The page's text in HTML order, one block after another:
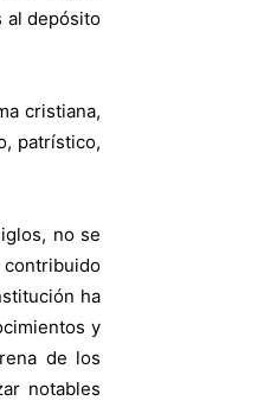
al depósito
cristiana,
patrístico,
no se
contribuido
ha
y
de los
notables